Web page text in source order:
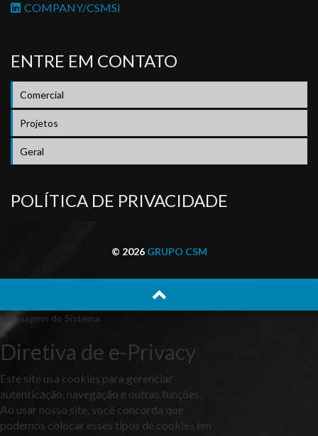
COMPANY/CSMSI
ENTRE EM CONTATO
Comercial
Projetos
Geral
POLÍTICA DE PRIVACIDADE
© 2026 GRUPO CSM
Mensagem do Sistema
Diretiva de e-Privacy
Este site usa cookies para gerenciar
autenticação, navegação e outras funções.
Ao usar nosso site, você concorda que
podemos colocar esses tipos de cookies em